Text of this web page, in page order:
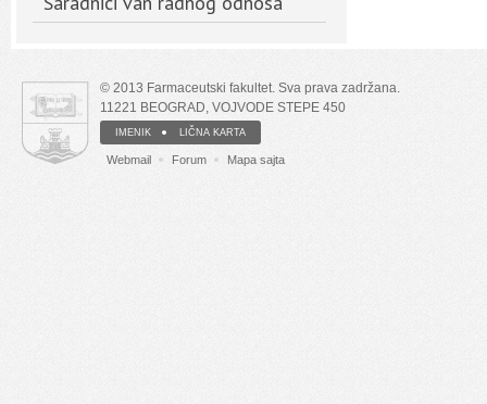
© 2013 Farmaceutski fakultet. Sva prava zadržana.
11221 BEOGRAD, VOJVODE STEPE 450
IMENIK LIČNA KARTA
Webmail Forum Mapa sajta